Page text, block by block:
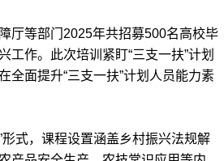
等部门2025年共招募500名高校毕
作。此次培训紧盯“三支一扶”计划
全面提升“三支一扶”计划人员能力素
式，课程设置涵盖乡村振兴法规解